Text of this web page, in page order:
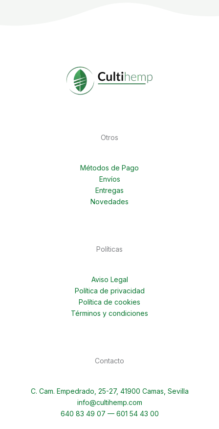
Otros
Métodos de Pago
Envíos
Entregas
Novedades
Políticas
Aviso Legal
Política de privacidad
Política de cookies
Términos y condiciones
Contacto
C. Cam. Empedrado, 25-27, 41900 Camas, Sevilla
info@cultihemp.com
640 83 49 07 — 601 54 43 00